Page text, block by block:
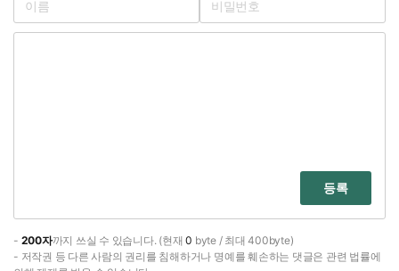
등록
- 200자까지 쓰실 수 있습니다. (현재0 byte / 최대 400byte)
- 저작권 등 다른 사람의 권리를 침해하거나 명예를 훼손하는 댓글은 관련 법률에